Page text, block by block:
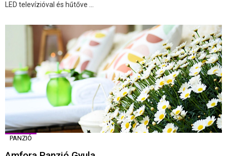
LED televízióval és hűtőve ...
PANZIÓ